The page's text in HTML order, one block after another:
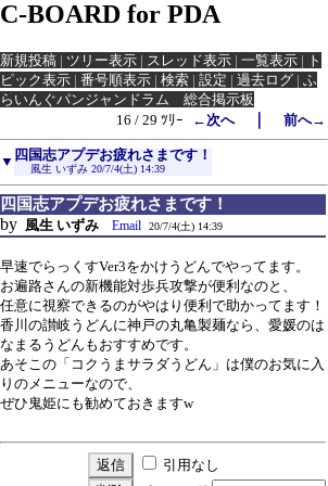
C-BOARD for PDA
新規投稿 | ツリー表示 | スレッド表示 | 一覧表示 | ト
ピック表示 | 番号順表示 | 検索 | 設定 | 過去ログ | ふ
らいんぐパンジャンドラム 総合掲示板
16 / 29 ﾂﾘｰ
←次へ｜ 前へ→
▼ 四国志アプデお疲れさまです！
風生 いずみ 20/7/4(土) 14:39
四国志アプデお疲れさまです！
by 風生 いずみ Email 20/7/4(土) 14:39
早速でらっくすVer3をかけうどんでやってます。
お遍路さんの新機能対歩兵攻撃が便利なのと、
任意に視察できるのがやはり便利で助かってます！
香川の讃岐うどんに神戸の丸亀製麺なら、愛媛のは
なまるうどんもおすすめです。
あそこの「コクうまサラダうどん」は僕のお気に入
りのメニューなので、
ぜひ鬼姫にも勧めておきますw
引用なし